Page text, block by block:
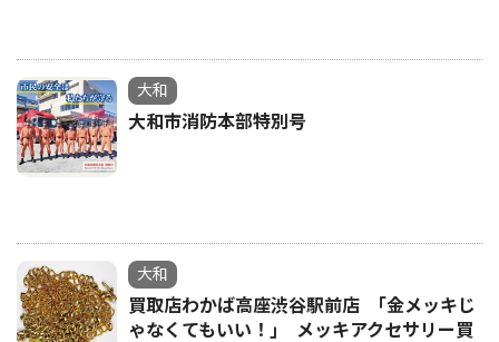
大和
大和市消防本部特別号
大和
買取店わかば高座渋谷駅前店 ｢金メッキじ
ゃなくてもいい！｣ メッキアクセサリー買